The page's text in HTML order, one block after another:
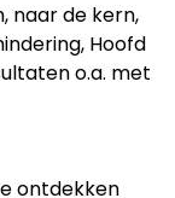
naar de kern,
Hoofd
o.a. met
ontdekken